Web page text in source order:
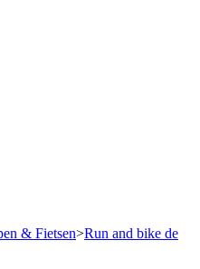
& Fietsen>Run and bike de